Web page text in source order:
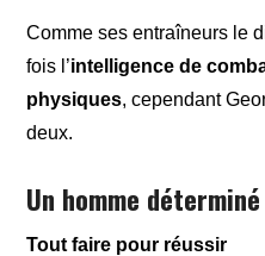
Comme ses entraîneurs le
fois l’intelligence de
physiques, cependant
deux.
Un homme
Tout faire pour réussir